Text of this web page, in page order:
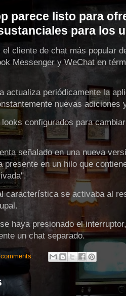
parece listo para
para los
el cliente de chat más popular
Messenger y WeChat en
actualiza periódicamente la
nuevas adiciones
looks configurados para
señalado en una nueva
presente en un hilo que
característica se activaba al
haya presionado el
un chat separado.
comments: